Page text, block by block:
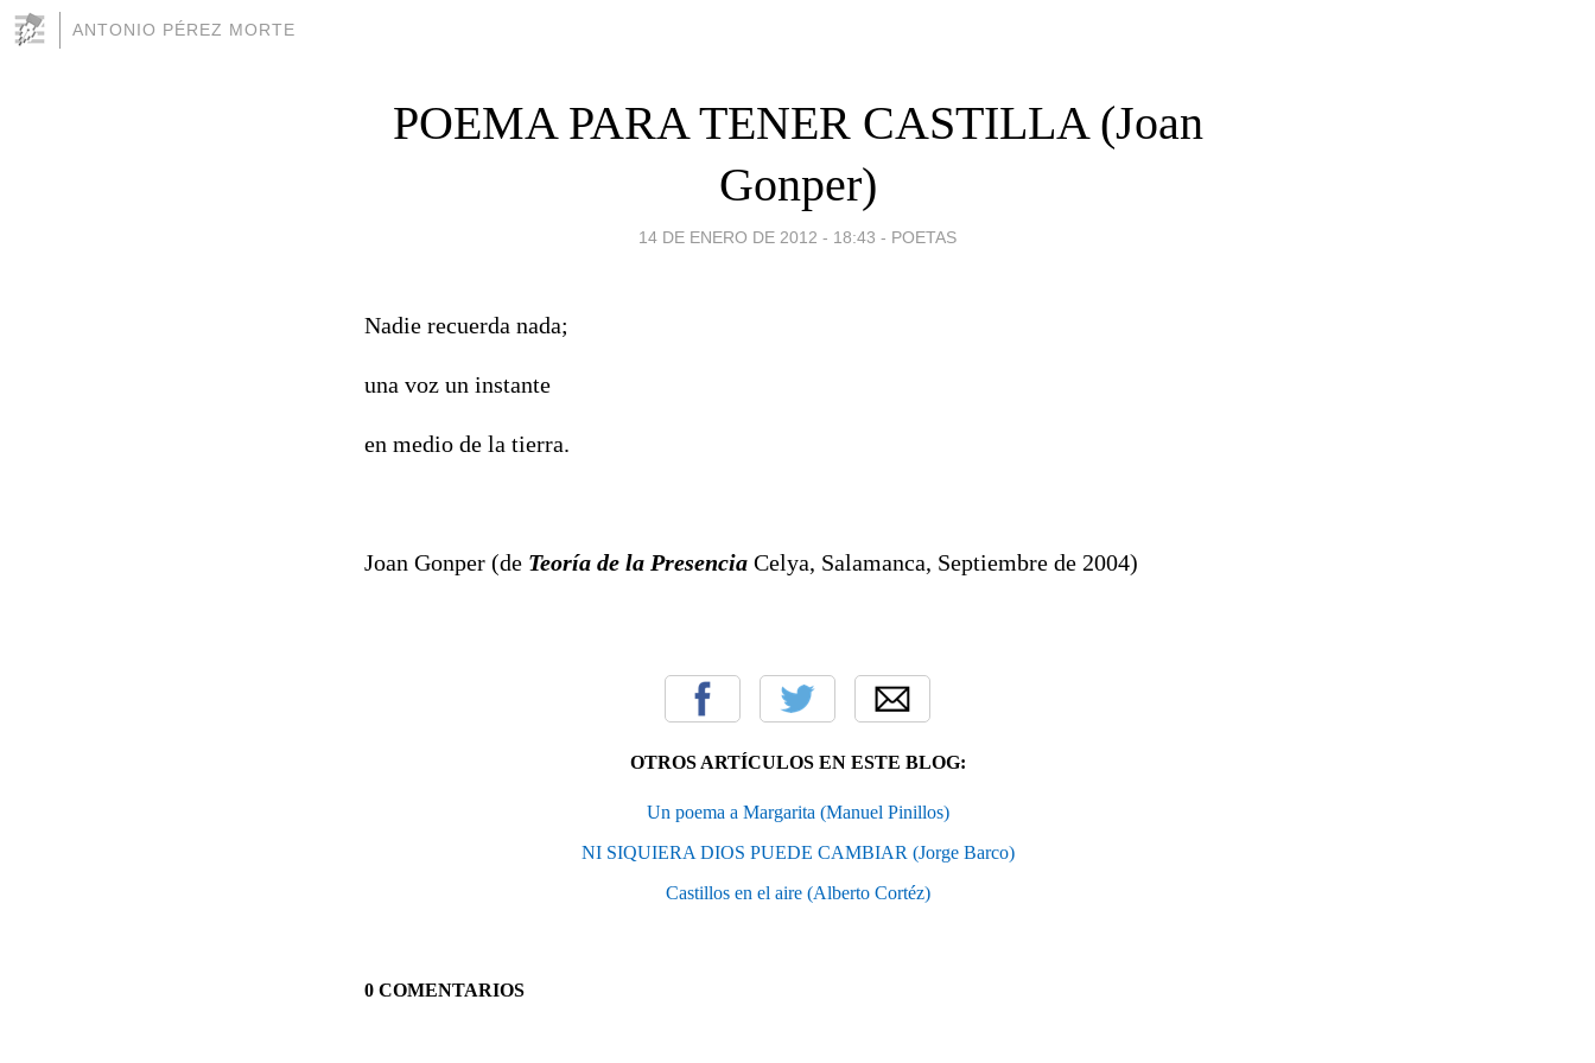
ANTONIO PÉREZ MORTE
POEMA PARA TENER CASTILLA (Joan
Gonper)
14 DE ENERO DE 2012 - 18:43 - POETAS
Nadie recuerda nada;
una voz un instante
en medio de la tierra.
Joan Gonper (de Teoría de la Presencia Celya, Salamanca, Septiembre de 2004)
OTROS ARTÍCULOS EN ESTE BLOG:
Un poema a Margarita (Manuel Pinillos)
NI SIQUIERA DIOS PUEDE CAMBIAR (Jorge Barco)
Castillos en el aire (Alberto Cortéz)
0 COMENTARIOS